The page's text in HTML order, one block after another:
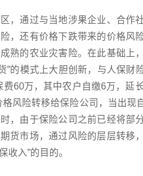
，通过与当地涉果企业、合作
，还有价格下跌带来的价格风
熟的农业灾害险。在此基础上
的模式上大胆创新，与人保财
60万，其中农户自缴6万，延
风险转移给保险公司，当出现
，由于保险公司之前已经将部
货市场，通过风险的层层转移
入”的目的。